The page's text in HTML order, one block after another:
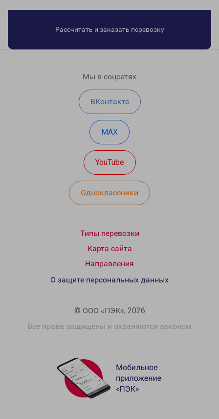
Рассчитать и заказать перевозку
Мы в соцсетях
ВКонтакте
MAX
YouTube
Одноклассники
Типы перевозки
Карта сайта
Направления
© ООО «ПЭК», 2026
Все права защищены и охраняются законом
О защите персональных данных